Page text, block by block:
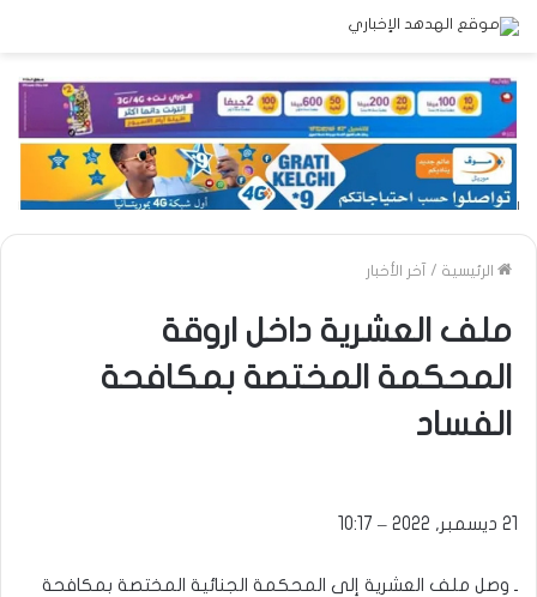
الرئيسية / آخر الأخبار
ملف العشرية داخل اروقة
المحكمة المختصة بمكافحة
الفساد
21 ديسمبر, 2022 – 10:17
ـ وصل ملف العشرية إلى المحكمة الجنائية المختصة بمكافحة